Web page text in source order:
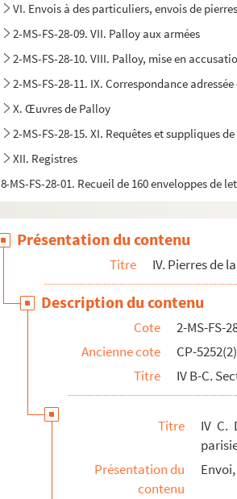
VI. Envois à des particuliers, envois de
2-MS-FS-28-09. VII. Palloy aux armées
2-MS-FS-28-10. VIII. Palloy, mise en
2-MS-FS-28-11. IX. Correspondance
X. Œuvres de Palloy
2-MS-FS-28-15. XI. Requêtes et suppliques
XII. Registres
8-MS-FS-28-01. Recueil de 160 enveloppes de
Présentation du contenu
Titre IV. Pierres de
Description du contenu
Cote
2-MS-FS-
Ancienne cote
CP-5252(2)
Titre
IV B-C.
Titre
IV C.
Présentation du
contenu